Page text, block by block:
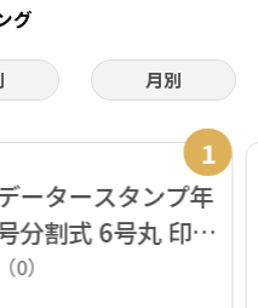
グ
月別
1
ータースタンプ年
分割式 6号丸 印面
のみ【データ入稿】
（0）